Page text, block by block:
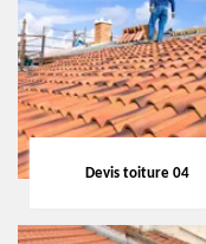
Devis toiture 04